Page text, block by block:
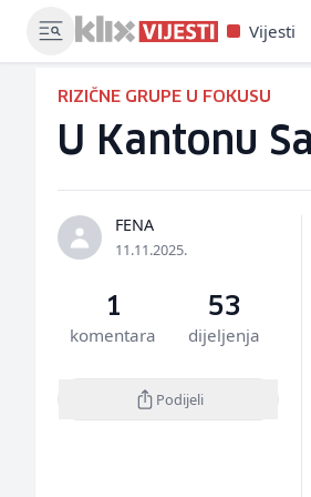
Vijesti
RIZIČNE GRUPE U FOKUSU
U Kantonu
FENA
11.11.2025.
1
komentara
53
dijeljenja
Podijeli